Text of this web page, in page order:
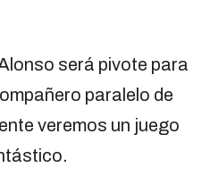
será pivote para
paralelo de
veremos un juego